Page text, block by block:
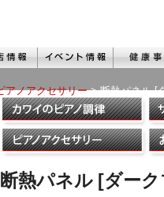
アノアクセサリー> 断熱パネル [
断熱パネル [ダー